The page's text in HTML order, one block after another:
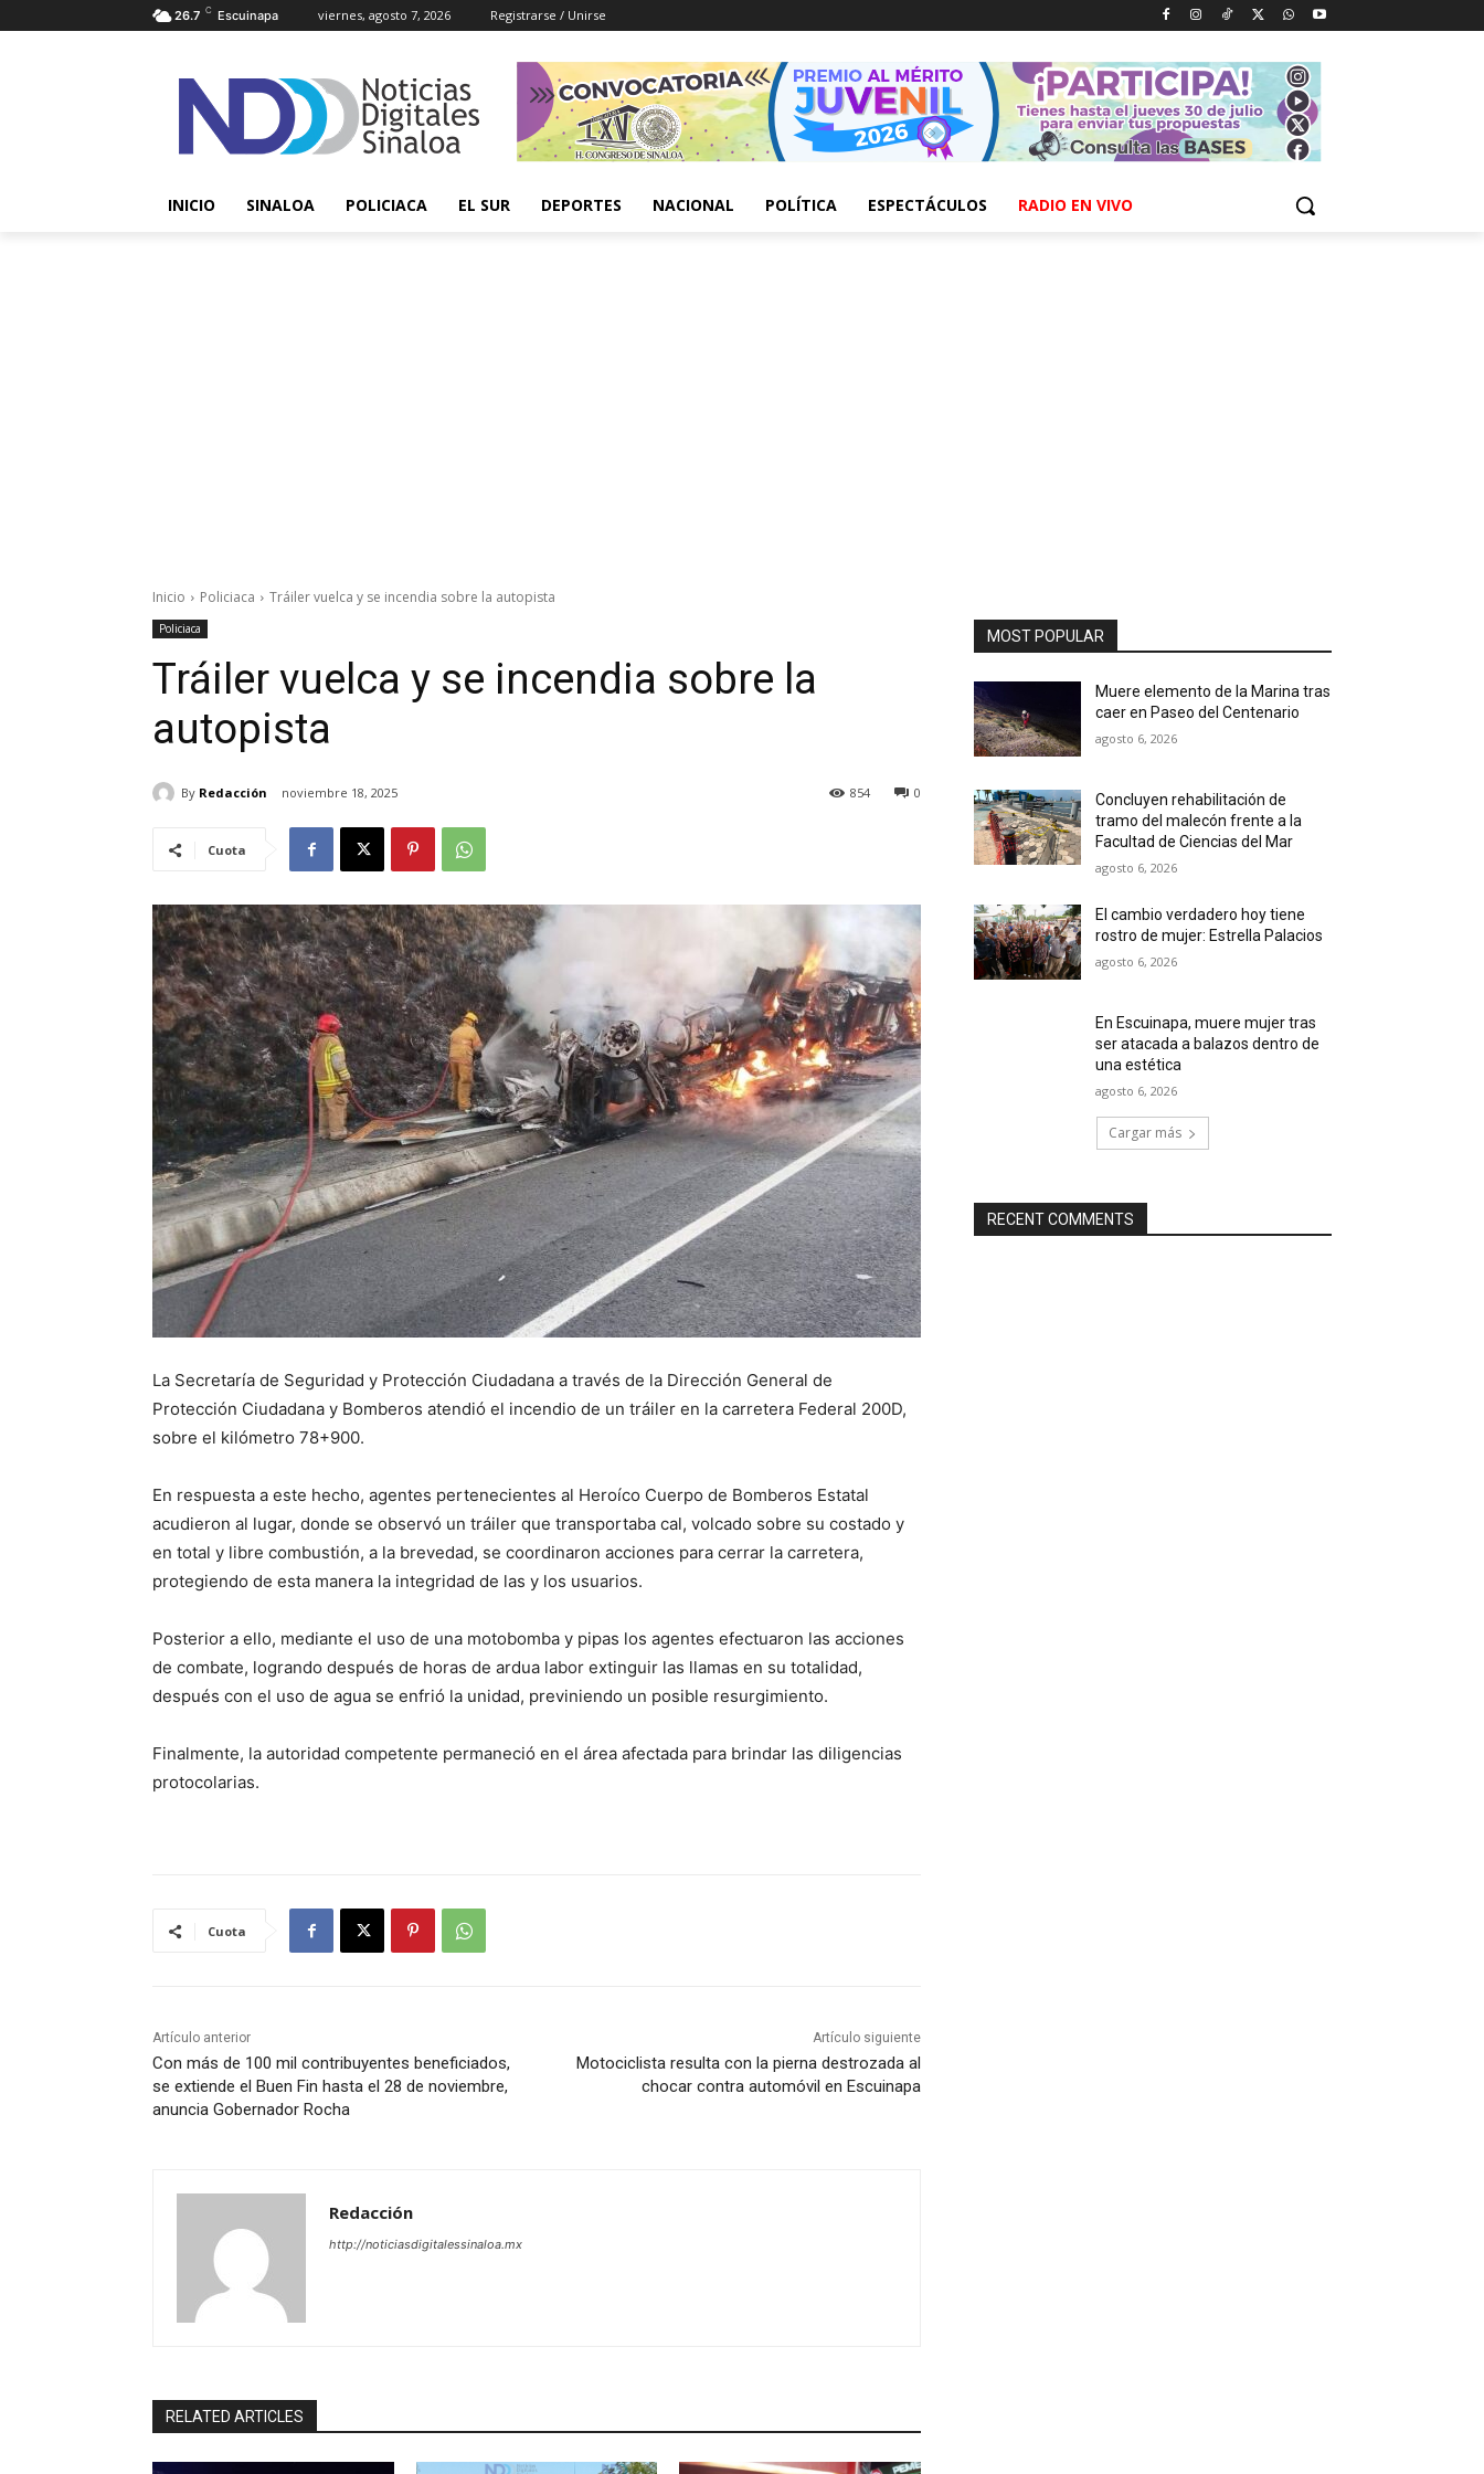
26.7 C Escuinapa viernes, agosto 7, 2026 Registrarse / Unirse
INICIO SINALOA POLICIACA EL SUR DEPORTES NACIONAL POLÍTICA ESPECTÁCULOS RADIO EN VIVO
Inicio Policiaca Tráiler vuelca y se incendia sobre la autopista
Policiaca
Tráiler vuelca y se incendia sobre la
autopista
By Redacción noviembre 18, 2025 0
854
Cuota
La Secretaría de Seguridad y Protección Ciudadana a través de la Dirección General de
Protección Ciudadana y Bomberos atendió el incendio de un tráiler en la carretera Federal 200D,
sobre el kilómetro 78+900.
En respuesta a este hecho, agentes pertenecientes al Heroíco Cuerpo de Bomberos Estatal
acudieron al lugar, donde se observó un tráiler que transportaba cal, volcado sobre su costado y
en total y libre combustión, a la brevedad, se coordinaron acciones para cerrar la carretera,
protegiendo de esta manera la integridad de las y los usuarios.
Posterior a ello, mediante el uso de una motobomba y pipas los agentes efectuaron las acciones
de combate, logrando después de horas de ardua labor extinguir las llamas en su totalidad,
después con el uso de agua se enfrió la unidad, previniendo un posible resurgimiento.
Finalmente, la autoridad competente permaneció en el área afectada para brindar las diligencias
protocolarias.
Cuota
Artículo anterior
Con más de 100 mil contribuyentes beneficiados,
se extiende el Buen Fin hasta el 28 de noviembre,
anuncia Gobernador Rocha
Artículo siguiente
Motociclista resulta con la pierna destrozada al
chocar contra automóvil en Escuinapa
Redacción
http://noticiasdigitalessinaloa.mx
RELATED ARTICLES
MOST POPULAR
Muere elemento de la Marina tras
caer en Paseo del Centenario
agosto 6, 2026
Concluyen rehabilitación de
tramo del malecón frente a la
Facultad de Ciencias del Mar
agosto 6, 2026
El cambio verdadero hoy tiene
rostro de mujer: Estrella Palacios
agosto 6, 2026
En Escuinapa, muere mujer tras
ser atacada a balazos dentro de
una estética
agosto 6, 2026
Cargar más
RECENT COMMENTS